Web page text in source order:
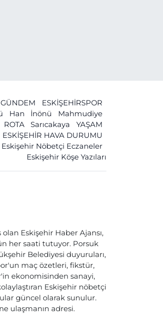
GÜNDEM
ESKİŞEHİRSPOR
Han İnönü
Mahmudiye
ROTA Sarıcakaya
YAŞAM
ESKİŞEHİR HAVA DURUMU
Eskişehir Nöbetçi Eczaneler
Eskişehir Köşe Yazıları
Eskişehir Haber Ajansı,
her saati tutuyor. Porsuk
Belediyesi duyuruları,
maç özetleri, fikstür,
ekonomisinden sanayi,
Eskişehir nöbetçi
güncel olarak sunulur.
ulaşmanın adresi.